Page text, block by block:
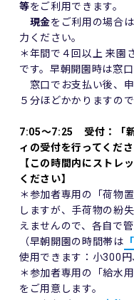
等をご利用できます。
現金をご利用の場合
力ください。
＊年間で４回以上 来園
です。早朝開園時は窓
窓口でお支払い後、
５分ほどかかりますの
7:05～7:25 受付：「新
ィの受付を行ってくださ
【この時間内にストレ
ください】
＊参加者専用の「荷物
しますが、手荷物の紛
えませんので、各自で
（早朝開園の時間帯は
使用できます：小300円
＊参加者専用の「給水
をご用意します。